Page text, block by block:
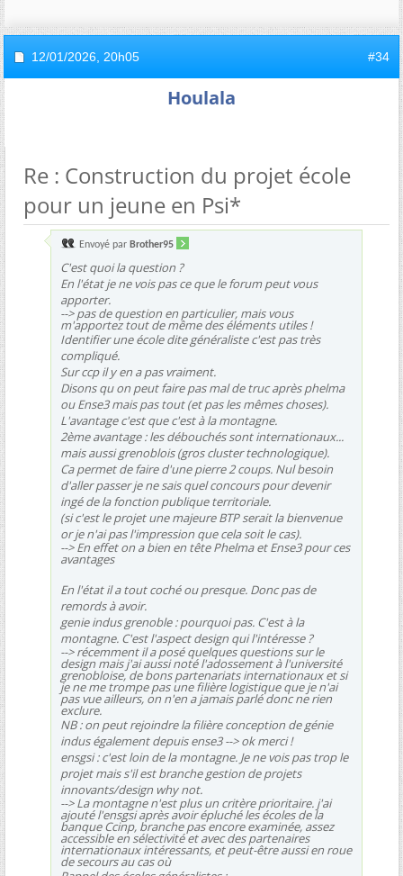
12/01/2026, 20h05 #34
Houlala
Re : Construction du projet école
pour un jeune en Psi*
Envoyé par Brother95
C'est quoi la question ?
En l'état je ne vois pas ce que le forum peut vous
apporter.
--> pas de question en particulier, mais vous
m'apportez tout de même des éléments utiles !
Identifier une école dite généraliste c'est pas très
compliqué.
Sur ccp il y en a pas vraiment.
Disons qu on peut faire pas mal de truc après phelma
ou Ense3 mais pas tout (et pas les mêmes choses).
L'avantage c'est que c'est à la montagne.
2ème avantage : les débouchés sont internationaux...
mais aussi grenoblois (gros cluster technologique).
Ca permet de faire d'une pierre 2 coups. Nul besoin
d'aller passer je ne sais quel concours pour devenir
ingé de la fonction publique territoriale.
(si c'est le projet une majeure BTP serait la bienvenue
or je n'ai pas l'impression que cela soit le cas).
--> En effet on a bien en tête Phelma et Ense3 pour ces
avantages
En l'état il a tout coché ou presque. Donc pas de
remords à avoir.
genie indus grenoble : pourquoi pas. C'est à la
montagne. C'est l'aspect design qui l'intéresse ?
--> récemment il a posé quelques questions sur le
design mais j'ai aussi noté l'adossement à l'université
grenobloise, de bons partenariats internationaux et si
je ne me trompe pas une filière logistique que je n'ai
pas vue ailleurs, on n'en a jamais parlé donc ne rien
exclure.
NB : on peut rejoindre la filière conception de génie
indus également depuis ense3--> ok merci !
ensgsi : c'est loin de la montagne. Je ne vois pas trop le
projet mais s'il est branche gestion de projets
innovants/design why not.
--> La montagne n'est plus un critère prioritaire. j'ai
ajouté l'ensgsi après avoir épluché les écoles de la
banque Ccinp, branche pas encore examinée, assez
accessible en sélectivité et avec des partenaires
internationaux intéressants, et peut-être aussi en roue
de secours au cas où